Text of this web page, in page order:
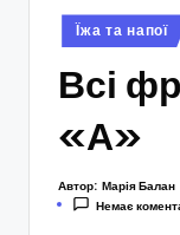
Опубліковано
у
Їжа та напої
Всі
«А»
Автор: Марія Балан
Немає